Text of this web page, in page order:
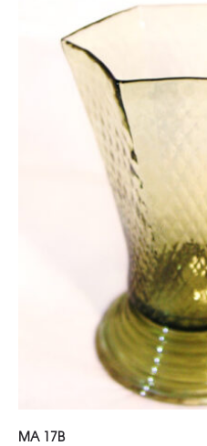
Lire la suite
MA 17B